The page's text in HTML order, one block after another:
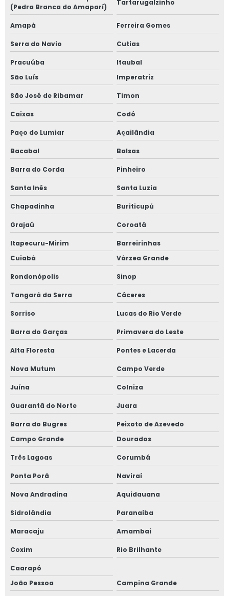
(Pedra Branca do Amaparí)
Tartarugalzinho
Amapá Ferreira Gomes
Serra do Navio Cutias
Pracuúba
Itaubal
São Luís
Imperatriz
São José de Ribamar Timon
Caixas Codó
Paço do Lumiar Açailândia
Bacabal Balsas
Barra do Corda Pinheiro
Santa Inês Santa Luzia
Chapadinha Buriticupú
Grajaú Coroatá
Itapecuru-Mirim
Barreirinhas
Cuiabá
Várzea Grande
Rondonópolis Sinop
Tangará da Serra Cáceres
Sorriso Lucas do Rio Verde
Barra do Garças Primavera do Leste
Alta Floresta Pontes e Lacerda
Nova Mutum Campo Verde
Juína Colniza
Guarantã do Norte Juara
Barra do Bugres
Peixoto de Azevedo
Campo Grande
Dourados
Três Lagoas Corumbá
Ponta Porã Naviraí
Nova Andradina Aquidauana
Sidrolândia Paranaíba
Maracaju Amambai
Coxim Rio Brilhante
Caarapó
João Pessoa
Campina Grande